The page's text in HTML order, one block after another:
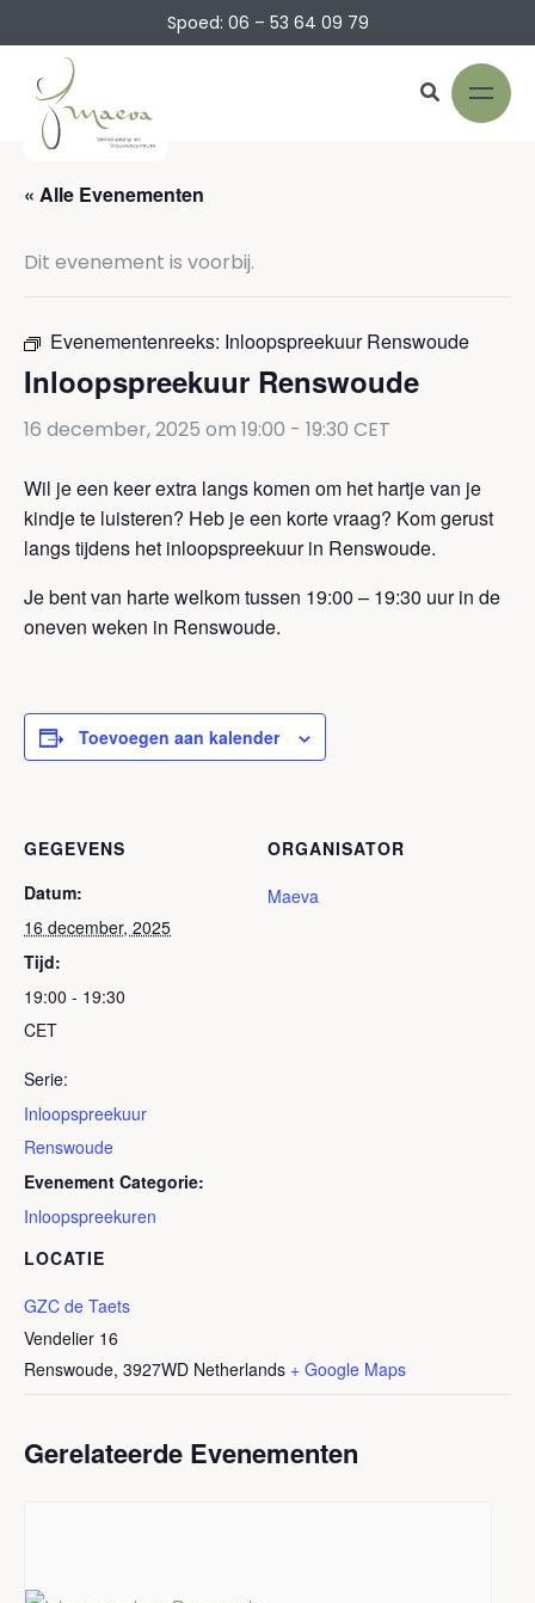
Spoed: 06 – 53 64 09 79
« Alle Evenementen
Dit evenement is voorbij.
Evenementenreeks: Inloopspreekuur Renswoude
Inloopspreekuur Renswoude
16 december, 2025 om 19:00 - 19:30 CET
Wil je een keer extra langs komen om het hartje van je
kindje te luisteren? Heb je een korte vraag? Kom gerust
langs tijdens het inloopspreekuur in Renswoude.
Je bent van harte welkom tussen 19:00 – 19:30 uur in de
oneven weken in Renswoude.
Toevoegen aan kalender
GEGEVENS
Datum:
16 december, 2025
Tijd:
19:00 - 19:30
CET
Serie:
Inloopspreekuur
Renswoude
Evenement Categorie:
Inloopspreekuren
LOCATIE
GZC de Taets
Vendelier 16
Renswoude, 3927WD Netherlands + Google Maps
ORGANISATOR
Maeva
Gerelateerde Evenementen